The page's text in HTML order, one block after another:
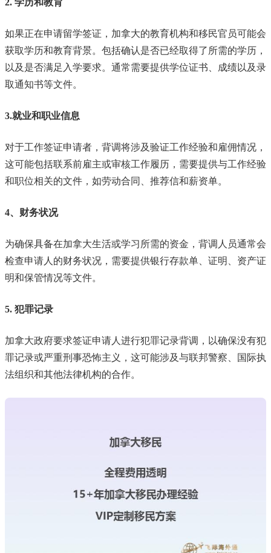
如果正在申请留学签证，加拿大的教育机构和移民官员可能会
获取学历和教育背景。包括确认是否已经取得了所需的学历，
以及是否满足入学要求。通常需要提供学位证书、成绩以及录
取通知书等文件。
3.就业和职业信息
对于工作签证申请者，背调将涉及验证工作经验和雇佣情况，
这可能包括联系前雇主或审核工作履历，需要提供与工作经验
和职位相关的文件，如劳动合同、推荐信和薪资单。
4、财务状况
为确保具备在加拿大生活或学习所需的资金，背调人员通常会
检查申请人的财务状况，需要提供银行存款单、证明、资产证
明和保管情况等文件。
5. 犯罪记录
加拿大政府要求签证申请人进行犯罪记录背调，以确保没有犯
罪记录或严重刑事恐怖主义，这可能涉及与联邦警察、国际执
法组织和其他法律机构的合作。